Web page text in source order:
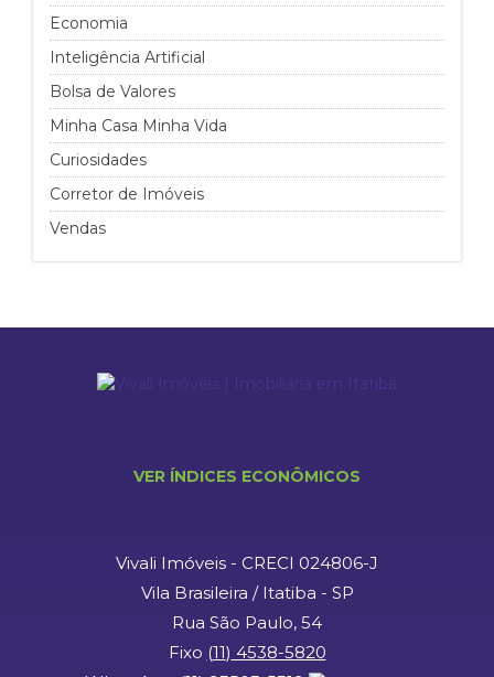
Economia
Inteligência Artificial
Bolsa de Valores
Minha Casa Minha Vida
Curiosidades
Corretor de Imóveis
Vendas
VER ÍNDICES ECONÔMICOS
Vivali Imóveis - CRECI 024806-J
Vila Brasileira / Itatiba - SP
Rua São Paulo, 54
Fixo (11) 4538-5820